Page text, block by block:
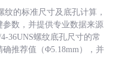
纹的标准尺寸及底孔计算，
数，并提供专业数据来源
36UNS螺纹底孔尺寸的常
推荐值（Φ5.18mm），并